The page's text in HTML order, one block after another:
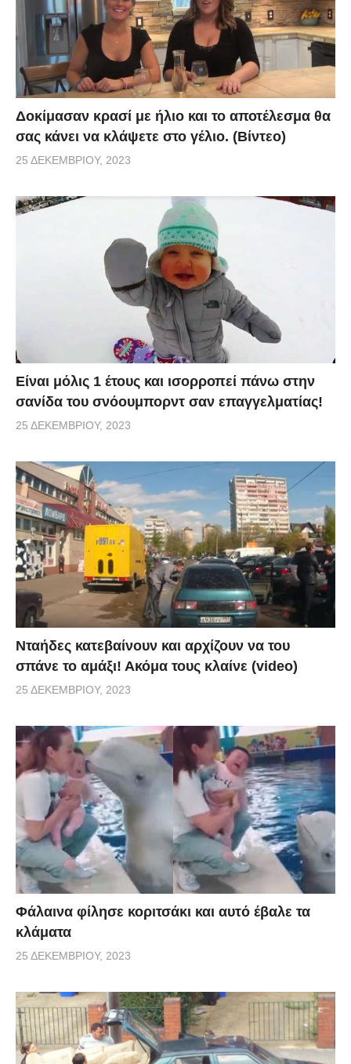
Δοκίμασαν κρασί με ήλιο και το αποτέλεσμα θα
σας κάνει να κλάψετε στο γέλιο. (Βίντεο)
25 ΔΕΚΕΜΒΡΊΟΥ, 2023
Είναι μόλις 1 έτους και ισορροπεί πάνω στην
σανίδα του σνόουμπορντ σαν επαγγελματίας!
25 ΔΕΚΕΜΒΡΊΟΥ, 2023
Νταήδες κατεβαίνουν και αρχίζουν να του
σπάνε το αμάξι! Ακόμα τους κλαίνε (video)
25 ΔΕΚΕΜΒΡΊΟΥ, 2023
Φάλαινα φίλησε κοριτσάκι και αυτό έβαλε τα
κλάματα
25 ΔΕΚΕΜΒΡΊΟΥ, 2023